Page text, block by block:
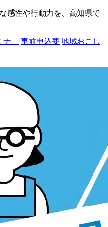
感性や行動力を、高知県で
ナー 事前申込要 地域おこし